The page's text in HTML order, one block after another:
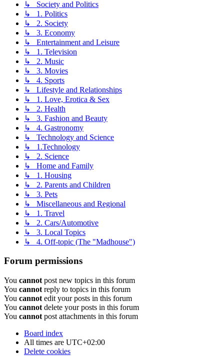
↳ Society and Politics
↳ 1. Politics
↳ 2. Society
↳ 3. Economy
↳ Entertainment and Leisure
↳ 1. Television
↳ 2. Music
↳ 3. Movies
↳ 4. Sports
↳ Lifestyle and Relationships
↳ 1. Love, Erotica & Sex
↳ 2. Health
↳ 3. Fashion and Beauty
↳ 4. Gastronomy
↳ Technology and Science
↳ 1.Technology
↳ 2. Science
↳ Home and Family
↳ 1. Housing
↳ 2. Parents and Children
↳ 3. Pets
↳ Miscellaneous and Regional
↳ 1. Travel
↳ 2. Cars/Automotive
↳ 3. Local Topics
↳ 4. Off-topic (The "Madhouse")
Forum permissions
You cannot post new topics in this forum
You cannot reply to topics in this forum
You cannot edit your posts in this forum
You cannot delete your posts in this forum
You cannot post attachments in this forum
Board index
All times are UTC+02:00
Delete cookies